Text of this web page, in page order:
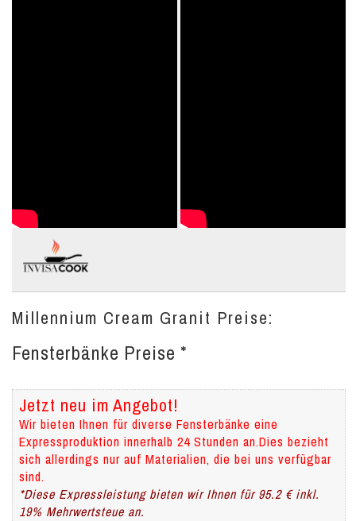
Millennium Cream Granit Preise:
Fensterbänke Preise *
Jetzt neu im Angebot!
Wir bieten Ihnen für diverse Fensterbänke eine
Expressproduktion innerhalb 24 Stunden an.Dies bezieht
sich allerdings nur auf Materialien, die bei uns verfügbar
sind.
*Diese Expressleistung bieten wir Ihnen für 95.2 € inkl.
19% Mehrwertsteue an.